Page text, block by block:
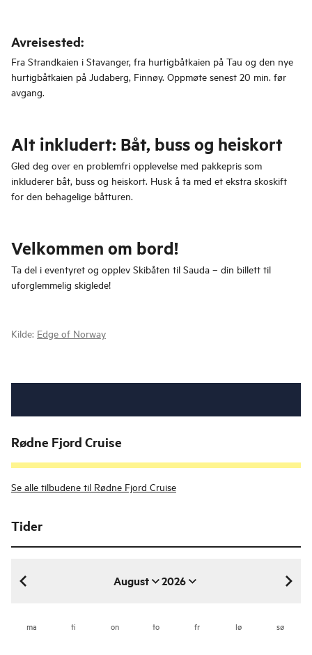
Avreisested:
Fra Strandkaien i Stavanger, fra hurtigbåtkaien på Tau og den nye
hurtigbåtkaien på Judaberg, Finnøy. Oppmøte senest 20 min. før
avgang.
Alt inkludert: Båt, buss og heiskort
Gled deg over en problemfri opplevelse med pakkepris som
inkluderer båt, buss og heiskort. Husk å ta med et ekstra skoskift
for den behagelige båtturen.
Velkommen om bord!
Ta del i eventyret og opplev Skibåten til Sauda – din billett til
uforglemmelig skiglede!
Kilde: Edge of Norway
Rødne Fjord Cruise
Se alle tilbudene til Rødne Fjord Cruise
Tider
August 2026
august 2026
ma ti on to fr lø sø